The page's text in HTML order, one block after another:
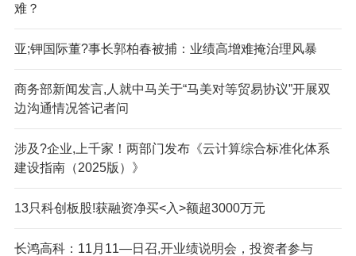
难？
亚;钾国际董?事长郭柏春被捕：业绩高增难掩治理风暴
商务部新闻发言,人就中马关于“马美对等贸易协议”开展双
边沟通情况答记者问
涉及?企业,上千家！两部门发布《云计算综合标准化体系
建设指南（2025版）》
13只科创板股!获融资净买<入>额超3000万元
长鸿高科：11月11—日召,开业绩说明会，投资者参与